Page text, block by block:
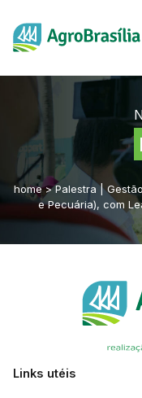
home > Palestra |
e Pecuária), com
Links utéis